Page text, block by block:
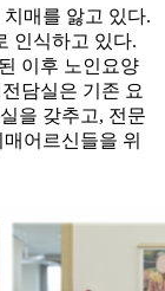
매를 앓고 있다.
인식하고 있다.
이후 노인요양
담실은 기존 요
을 갖추고, 전문
어르신들을 위